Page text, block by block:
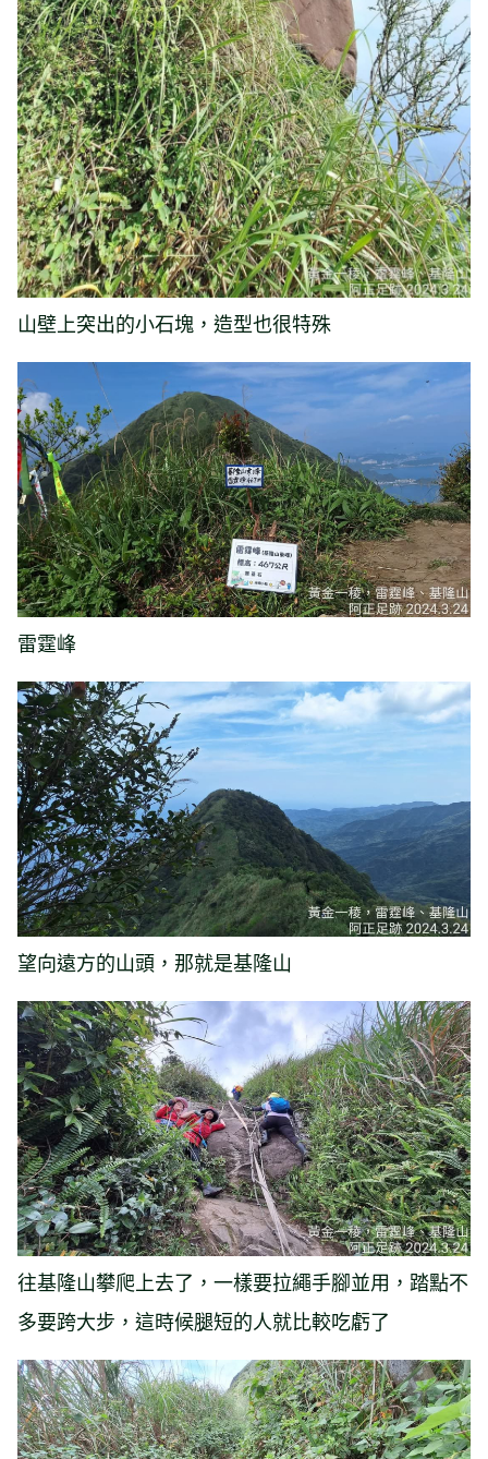
山壁上突出的小石塊，造型也很特殊
雷霆峰
望向遠方的山頭，那就是基隆山
往基隆山攀爬上去了，一樣要拉繩手腳並用，踏點不
多要跨大步，這時候腿短的人就比較吃虧了